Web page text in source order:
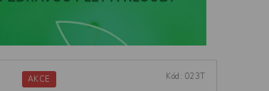
AKCE Kód: 023T